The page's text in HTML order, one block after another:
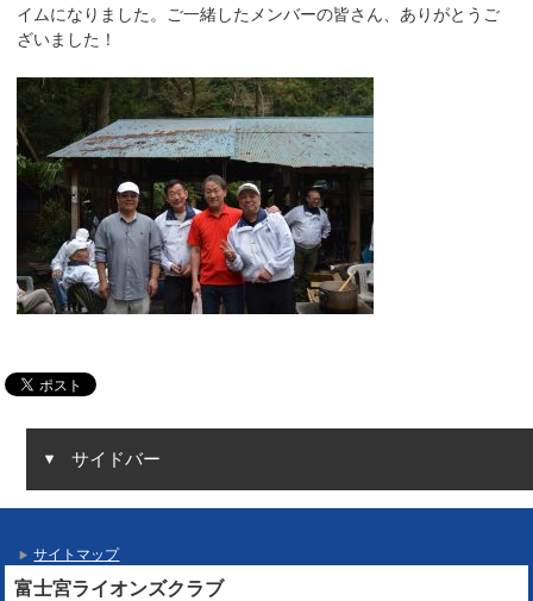
イムになりました。ご一緒したメンバーの皆さん、ありがとうご
ざいました！
サイドバー
サイトマップ
富士宮ライオンズクラブ